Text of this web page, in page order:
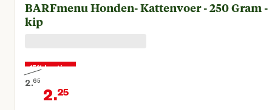
BARFmenu Honden- Kattenvoer - 250 Gram -
kip
15% korting
2.65
Oorspronkelijke prijs € 2,65
2.25